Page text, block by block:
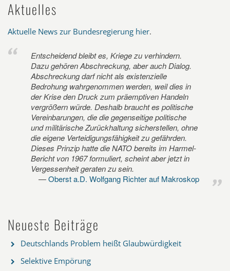
Aktuelles
Aktuelle News zur Bundesregierung hier.
Entscheidend bleibt es, Kriege zu verhindern.
Dazu gehören Abschreckung, aber auch Dialog.
Abschreckung darf nicht als existenzielle
Bedrohung wahrgenommen werden, weil dies in
der Krise den Druck zum präemptiven Handeln
vergrößern würde. Deshalb braucht es politische
Vereinbarungen, die die gegenseitige politische
und militärische Zurückhaltung sicherstellen, ohne
die eigene Verteidigungsfähigkeit zu gefährden.
Dieses Prinzip hatte die NATO bereits im Harmel-
Bericht von 1967 formuliert, scheint aber jetzt in
Vergessenheit geraten zu sein.
Oberst a.D. Wolfgang Richter auf Makroskop
Neueste Beiträge
Deutschlands Problem heißt Glaubwürdigkeit
Selektive Empörung